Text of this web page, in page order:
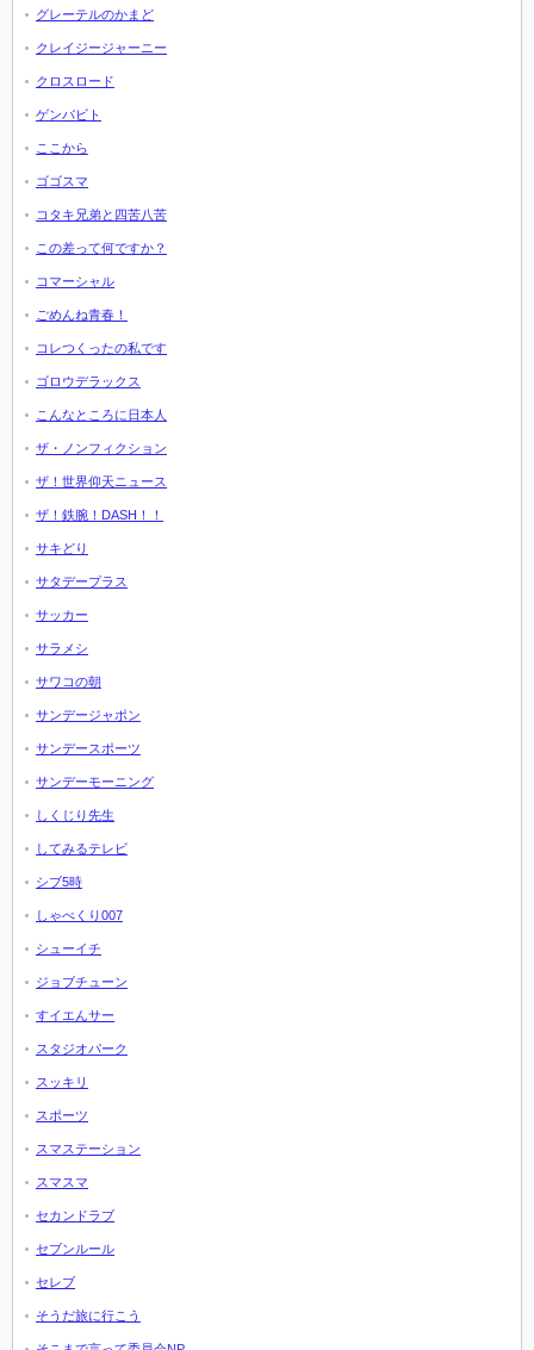
グレーテルのかまど
クレイジージャーニー
クロスロード
ゲンバビト
ここから
ゴゴスマ
コタキ兄弟と四苦八苦
この差って何ですか？
コマーシャル
ごめんね青春！
コレつくったの私です
ゴロウデラックス
こんなところに日本人
ザ・ノンフィクション
ザ！世界仰天ニュース
ザ！鉄腕！DASH！！
サキどり
サタデープラス
サッカー
サラメシ
サワコの朝
サンデージャポン
サンデースポーツ
サンデーモーニング
しくじり先生
してみるテレビ
シブ5時
しゃべくり007
シューイチ
ジョブチューン
すイエんサー
スタジオパーク
スッキリ
スポーツ
スマステーション
スマスマ
セカンドラブ
セブンルール
セレブ
そうだ旅に行こう